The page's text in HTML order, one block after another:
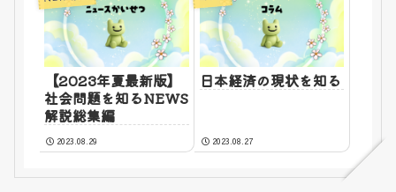
【2023年夏最新版】
社会問題を知るNEWS
解説総集編
2023.08.29
日本経済の現状を知る
2023.08.27